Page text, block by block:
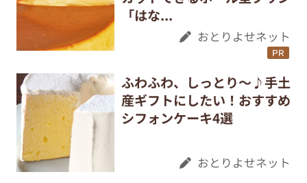
「はな...
おとりよせネット
PR
ふわふわ、しっとり〜♪手土
産ギフトにしたい！おすすめ
シフォンケーキ4選
おとりよせネット